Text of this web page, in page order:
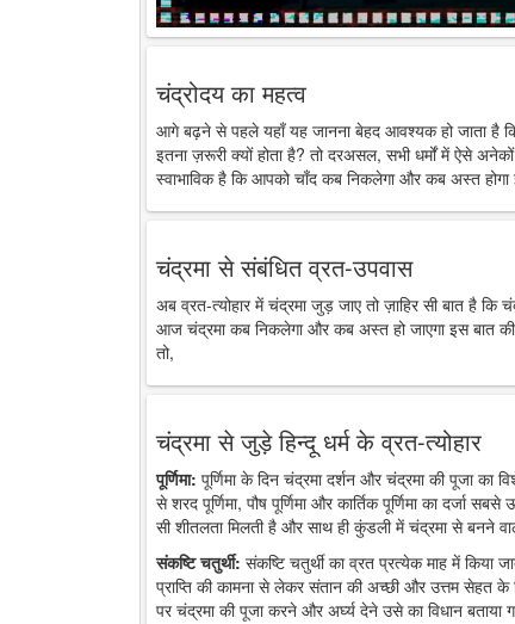
चंद्रोदय का महत्व
आगे बढ़ने से पहले यहाँ यह जानना बेहद आवश्यक हो जाता है
इतना ज़रूरी क्यों होता है? तो दरअसल, सभी धर्मों में ऐसे
स्वाभाविक है कि आपको चाँद कब निकलेगा और कब अस्त
चंद्रमा से संबंधित व्रत-उपवास
अब व्रत-त्योहार में चंद्रमा जुड़ जाए तो ज़ाहिर सी बात है
आज चंद्रमा कब निकलेगा और कब अस्त हो जाएगा इस बात
तो,
चंद्रमा से जुड़े हिन्दू धर्म के व्रत-त्योहार
पूर्णिमा: पूर्णिमा के दिन चंद्रमा दर्शन और चंद्रमा की पूजा का
से शरद पूर्णिमा, पौष पूर्णिमा और कार्तिक पूर्णिमा का दर्जा
सी शीतलता मिलती है और साथ ही कुंडली में चंद्रमा से बनने
संकष्टि चतुर्थी: संकष्टि चतुर्थी का व्रत प्रत्येक माह में किया
प्राप्ति की कामना से लेकर संतान की अच्छी और उत्तम सेहत के
पर चंद्रमा की पूजा करने और अर्घ्य देने उसे का विधान बताया